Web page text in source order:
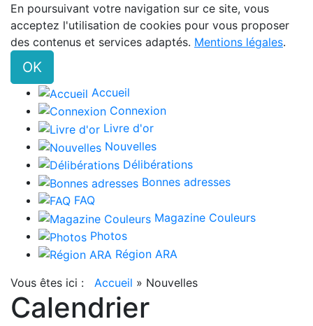
En poursuivant votre navigation sur ce site, vous
acceptez l'utilisation de cookies pour vous proposer
des contenus et services adaptés. Mentions légales.
OK
Accueil
Connexion
Livre d'or
Nouvelles
Délibérations
Bonnes adresses
FAQ
Magazine Couleurs
Photos
Région ARA
Vous êtes ici : Accueil » Nouvelles
Calendrier